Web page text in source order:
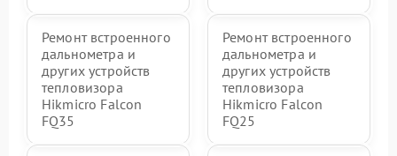
Ремонт встроенного
дальнометра и
других устройств
тепловизора
Hikmicro Falcon
FQ35
Ремонт встроенного
дальнометра и
других устройств
тепловизора
Hikmicro Falcon
FQ25